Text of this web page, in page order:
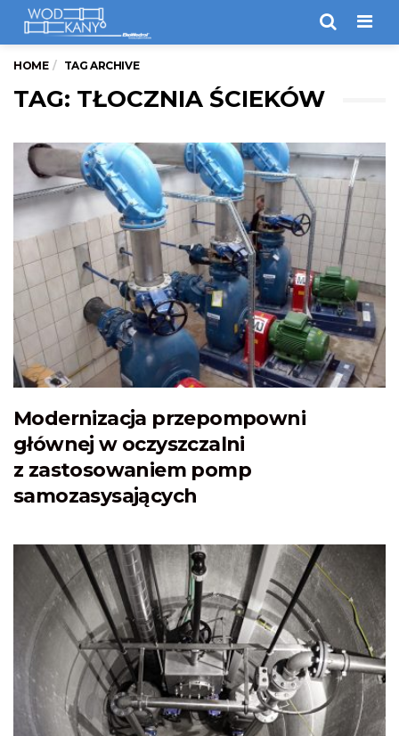
HOME TAG ARCHIVE
TAG: TŁOCZNIA ŚCIEKÓW
Modernizacja przepompowni
głównej w oczyszczalni
z zastosowaniem pomp
samozasysających